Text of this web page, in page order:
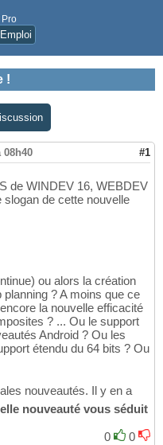
Emploi
!
08h40 #1
de WINDEV 16, WEBDEV
slogan de cette nouvelle
ou alors la création
? A moins que ce
la nouvelle efficacité
? ... Ou le support
Android ? Ou les
étendu du 64 bits ? Ou
nouveautés. Il y en a
nouveauté vous séduit
0
0